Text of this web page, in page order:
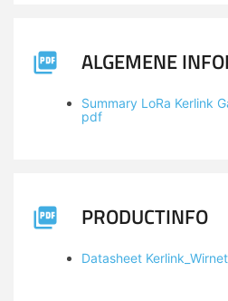
ALGEMENE
Summary LoRa Kerlink
pdf
PRODUCTINFO
Datasheet